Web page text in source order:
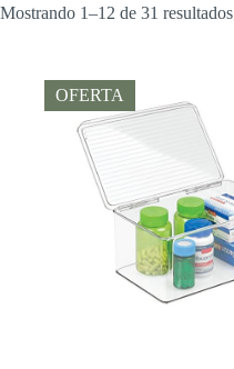
Mostrando 1–12 de 31 resultados
OFERTA